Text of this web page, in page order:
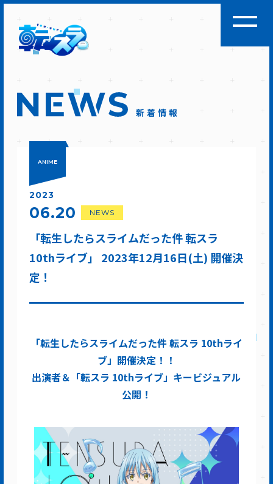
新着情報
ANIME
「転生したらスライムだった件 転スラ
10thライブ」 2023年12月16日(土) 開催決
定！
NEWS
2023
06.20
「転生したらスライムだった件 転スラ 10thライ
ブ」開催決定！！
出演者＆「転スラ 10thライブ」キービジュアル
公開！